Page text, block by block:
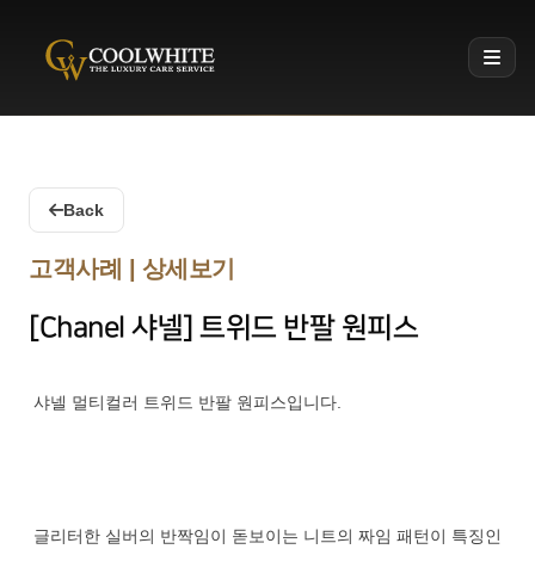
Coolwhite
Back
고객사례 | 상세보기
[Chanel 샤넬] 트위드 반팔 원피스
샤넬 멀티컬러 트위드 반팔 원피스입니다.
글리터한 실버의 반짝임이 돋보이는 니트의 짜임 패턴이 특징인